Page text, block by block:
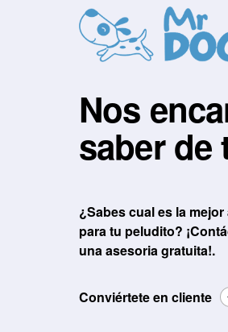
Nos
saber de
¿Sabes cual es la
para tu peludito?
una asesoria gratuita!.
Conviértete en cliente